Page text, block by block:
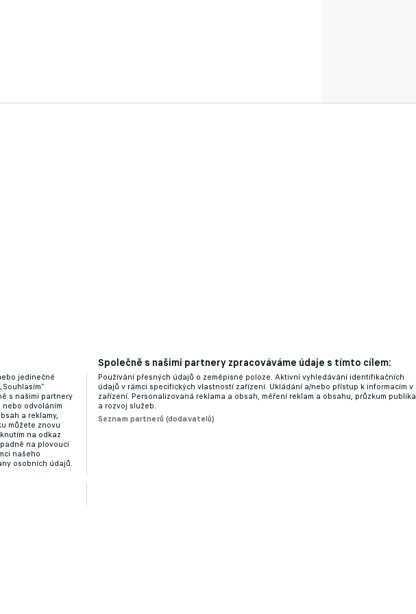
Světoběžník Aubameyang teď míří do Marseille
jedinečné
s našimi partnery
nebo odvoláním
a reklamy,
můžete znovu
na odkaz
na plovoucí
našeho
osobních údajů.
Společně s našimi partnery zpracováváme údaje s tímto cílem:
Používání přesných údajů o zeměpisné poloze. Aktivní vyhledávání identifikačních
údajů v rámci specifických vlastností zařízení. Ukládání a/nebo přístup k informacím v
zařízení. Personalizovaná reklama a obsah, měření reklam a obsahu, průzkum publika
a rozvoj služeb.
Seznam partnerů (dodavatelů)